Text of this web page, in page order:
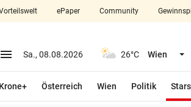
closeSchließen
arrow_right
ePaper Community
menu Menü aufklappen
Sa., 08.08.2026 26°C Wien
Krone+ Österreich Wien Politik